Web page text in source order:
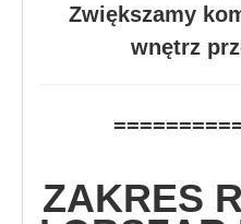
Zwiększamy
wnętrz
ZAKRES